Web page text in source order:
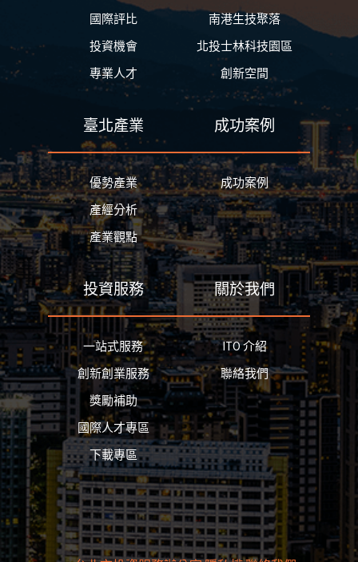
國際評比
投資機會
專業人才
南港生技聚落
北投士林科技園區
創新空間
臺北產業
優勢產業
產經分析
產業觀點
成功案例
成功案例
投資服務
一站式服務
創新創業服務
獎勵補助
國際人才專區
下載專區
關於我們
ITO 介紹
聯絡我們